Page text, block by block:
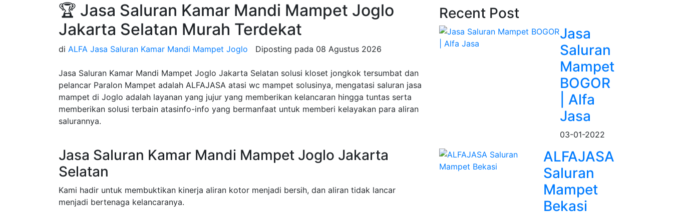
🏆 Jasa Saluran Kamar Mandi Mampet Joglo
Jakarta Selatan Murah Terdekat
di ALFA Jasa Saluran Kamar Mandi Mampet Joglo Diposting pada 08 Agustus 2026
Jasa Saluran Kamar Mandi Mampet Joglo Jakarta Selatan solusi kloset jongkok tersumbat dan
pelancar Paralon Mampet adalah ALFAJASA atasi wc mampet solusinya, mengatasi saluran jasa
mampet di Joglo adalah layanan yang jujur yang memberikan kelancaran hingga tuntas serta
memberikan solusi terbain atasinfo-info yang bermanfaat untuk memberi kelayakan para aliran
salurannya.
Jasa Saluran Kamar Mandi Mampet Joglo Jakarta
Selatan
Kami hadir untuk membuktikan kinerja aliran kotor menjadi bersih, dan aliran tidak lancar
menjadi bertenaga kelancaranya.
Recent Post
Jasa
Saluran
Mampet
BOGOR
| Alfa
Jasa
03-01-2022
ALFAJASA
Saluran
Mampet
Bekasi